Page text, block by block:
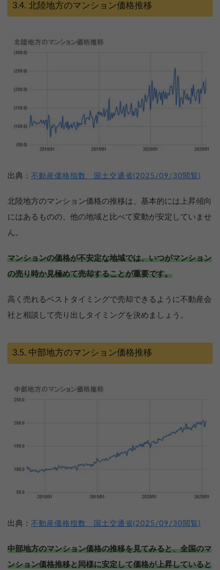
北陸地方のマンション価格推移
出典： 不動産価格指数 国土交通省(2025/09/30閲覧)
北陸地方のマンション価格の推移は、基本的には上昇傾向
にはあるものの、他の地域と比べて変動が安定していませ
ん。
マンションの価格が不安定な地域では、いつがマンション
の売り時か見極めて売却することが重要です。
高く売れるベストタイミングで売却できるように不動産会
社と相談して売り出しタイミングを決めましょう。
中部地方のマンション価格推移
出典： 不動産価格指数 国土交通省(2025/09/30閲覧)
中部地方のマンション価格の推移を見てみると、全国のマ
ンション価格推移と同様に安定して価格が上昇していると